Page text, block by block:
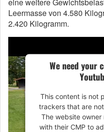
Leermasse von 4.580
2.420 Kilogramm.
We need your
This content is not
trackers that are
The website
with their CMP to